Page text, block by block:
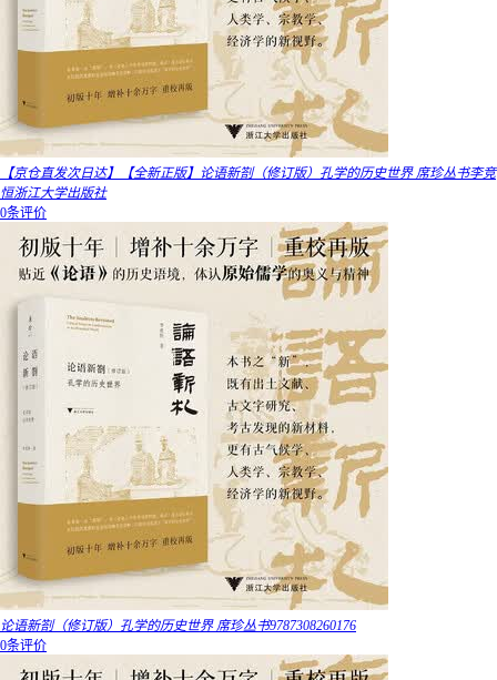
【京仓直发次日达】【全新正版】论语新劄（修订版）孔学的历史世界 席珍丛书李竞
恒浙江大学出版社
0条评价
论语新劄（修订版）孔学的历史世界 席珍丛书9787308260176
0条评价